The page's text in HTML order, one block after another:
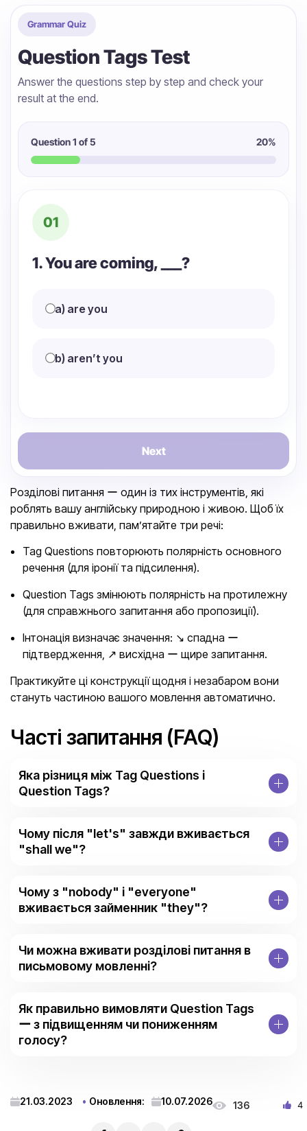
Grammar Quiz
Question Tags Test
Answer the questions step by step and check your
result at the end.
Question1 of 5 20%
01
1. You are coming, ___?
a) are you
b) aren’t you
Next
Розділові питання ー один із тих інструментів, які
роблять вашу англійську природною і живою. Щоб їх
правильно вживати, пам’ятайте три речі:
Tag Questions повторюють полярність основного
речення (для іронії та підсилення).
Question Tags змінюють полярність на протилежну
(для справжнього запитання або пропозиції).
Інтонація визначає значення: ↘ спадна ー
підтвердження, ↗ висхідна ー щире запитання.
Практикуйте ці конструкції щодня і незабаром вони
стануть частиною вашого мовлення автоматично.
Часті запитання (FAQ)
Яка різниця між Tag Questions і
Question Tags?
Чому після "let's" завжди вживається
"shall we"?
Чому з "nobody" і "everyone"
вживається займенник "they"?
Чи можна вживати розділові питання в
письмовому мовленні?
Як правильно вимовляти Question Tags
ー з підвищенням чи пониженням
голосу?
21.03.2023 Оновлення: 10.07.2026 136 4